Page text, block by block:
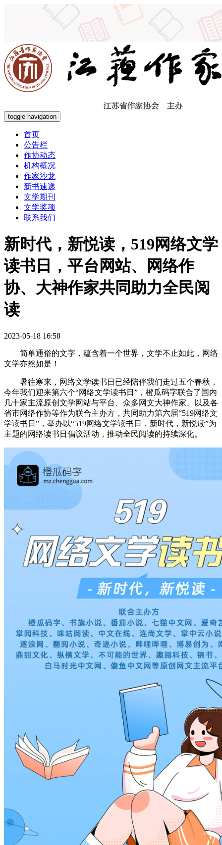
toggle navigation
首页
公告栏
作协动态
机构概况
作家沙龙
新书速递
文学期刊
文学奖项
联系我们
新时代，新悦读，519网络文学
读书日，平台网站、网络作
协、大神作家共同助力全民阅
读
2023-05-18 16:58
简单通俗的文字，蕴含着一个世界，文学不止如此，网络
文学亦然如是！
暑往寒来，网络文学读书日已经陪伴我们走过五个春秋，
今年我们迎来第六个“网络文学读书日”，橙瓜码字联合了国内
几十家主流原创文学网站与平台、众多网文大神作家、以及各
省市网络作协等作为联合主办方，共同助力第六届“519网络文
学读书日”，举办以“519网络文学读书日，新时代，新悦读”为
主题的网络读书日倡议活动，推动全民阅读的持续深化。